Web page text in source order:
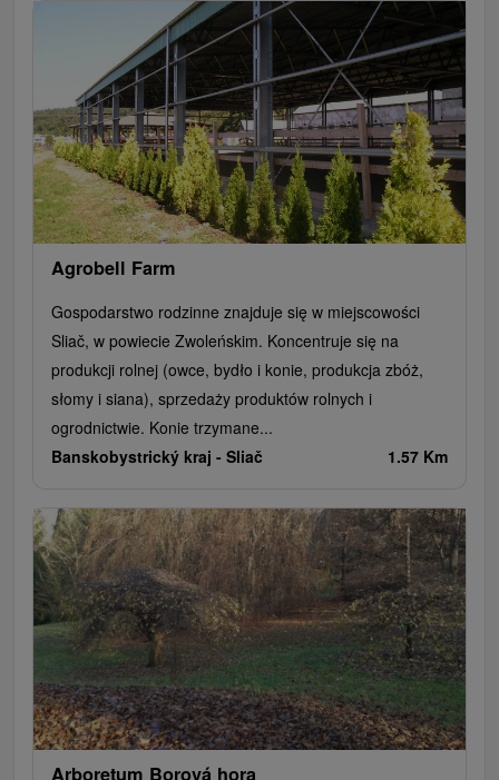
Agrobell Farm
Gospodarstwo rodzinne znajduje się w miejscowości
Sliač, w powiecie Zwoleńskim. Koncentruje się na
produkcji rolnej (owce, bydło i konie, produkcja zbóż,
słomy i siana), sprzedaży produktów rolnych i
ogrodnictwie. Konie trzymane...
Banskobystrický kraj - Sliač 1.57 Km
Arboretum Borová hora